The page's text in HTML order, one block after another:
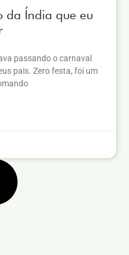
da Índia que eu
passando o carnaval
pais. Zero festa, foi um